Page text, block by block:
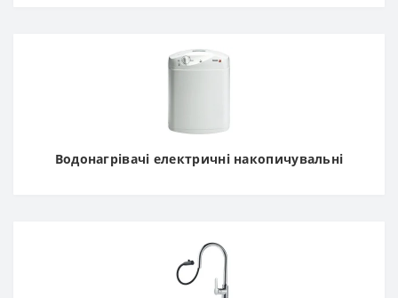
Водонагрівачі електричні накопичувальні